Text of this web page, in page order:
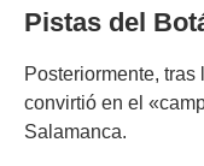
Pistas del
Posteriormente,
convirtió en el
Salamanca.